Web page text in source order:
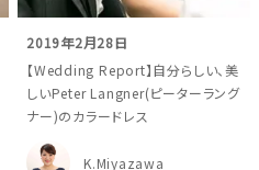
2019年2月28日
【Wedding Report】自分らしい、美
しいPeter Langner(ピーターラング
ナー)のカラードレス
K.Miyazawa